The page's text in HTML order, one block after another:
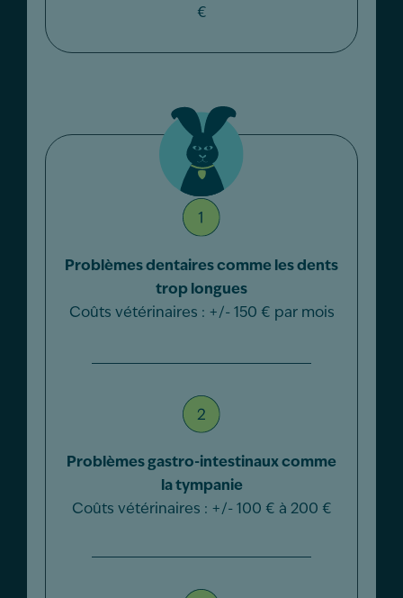
€
Problèmes dentaires comme les dents
trop longues
Coûts vétérinaires : +/- 150 € par mois
Problèmes gastro-intestinaux comme
la tympanie
Coûts vétérinaires : +/- 100 € à 200 €